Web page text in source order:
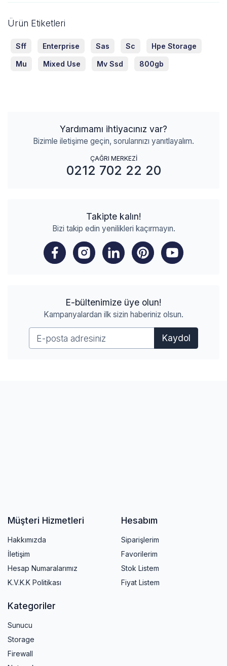
Ürün Etiketleri
Sff Enterprise Sas Sc Hpe Storage
Mu Mixed Use Mv Ssd 800gb
Yardımamı ihtiyacınız var?
Bizimle iletişime geçin, sorularınızı yanıtlayalım.
ÇAĞRI MERKEZİ
0212 702 22 20
Takipte kalın!
Bizi takip edin yenilikleri kaçırmayın.
E-bültenimize üye olun!
Kampanyalardan ilk sizin haberiniz olsun.
Kaydol
Müşteri Hizmetleri
Hakkımızda
İletişim
Hesap Numaralarımız
K.V.K.K Politikası
Hesabım
Siparişlerim
Favorilerim
Stok Listem
Fiyat Listem
Kategoriler
Sunucu
Storage
Firewall